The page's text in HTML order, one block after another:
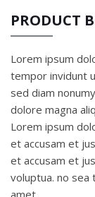
PRODUCT
Lorem ipsum
tempor invidunt
sed diam
dolore magna
Lorem ipsum
et accusam et
et accusam et
voluptua. no